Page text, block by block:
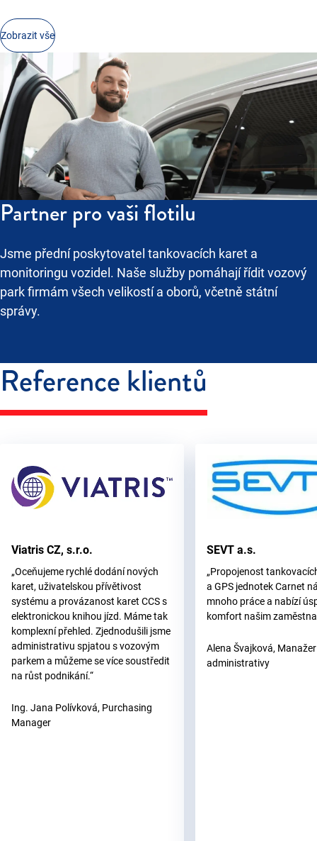
PASOIL
SILMET VS PETROL
ZARIS NIKEY S.R.O.
Zobrazit vše
Partner pro vaši flotilu
Jsme přední poskytovatel tankovacích karet a
monitoringu vozidel. Naše služby pomáhají řídit vozový
park firmám všech velikostí a oborů, včetně státní
správy.
Reference klientů
Viatris CZ, s.r.o.
„Oceňujeme rychlé dodání nových
karet, uživatelskou přívětivost
systému a provázanost karet CCS s
elektronickou knihou jízd. Máme tak
komplexní přehled. Zjednodušili jsme
administrativu spjatou s vozovým
parkem a můžeme se více soustředit
na růst podnikání.“
Ing. Jana Polívková, Purchasing
Manager
SEVT a.s.
„Propojenost
a GPS jednotek Carnet
mnoho práce a nabízí
komfort našim
Alena Švajková, Manažer
administrativy